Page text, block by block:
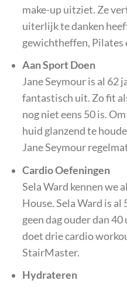
make-up uitziet. Ze
uiterlijk te danken
gewichtheffen, Pilates
Aan Sport Doen
Jane Seymour is al 62
fantastisch uit. Zo fit
nog niet eens 50 is.
huid glanzend te
Jane Seymour
Cardio Oefeningen
Sela Ward kennen we
House. Sela Ward is al
geen dag ouder dan
doet drie cardio
StairMaster.
Hydrateren